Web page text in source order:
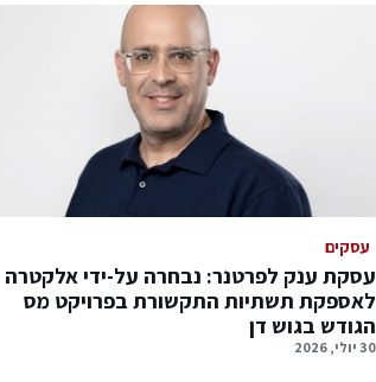
עסקים
עסקת ענק לפרטנר: נבחרה על-ידי אלקטרה
לאספקת תשתיות התקשורת בפרויקט מס
הגודש בגוש דן
30 יולי, 2026